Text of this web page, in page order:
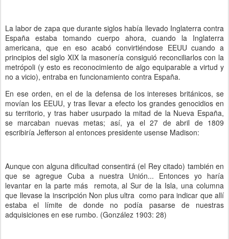
La labor de zapa que durante siglos había llevado Inglaterra contra
España estaba tomando cuerpo ahora, cuando la Inglaterra
americana, que en eso acabó convirtiéndose EEUU cuando a
principios del siglo XIX la masonería consiguió reconciliarlos con la
metrópoli (y esto es reconocimiento de algo equiparable a virtud y
no a vicio), entraba en funcionamiento contra España.
En ese orden, en el de la defensa de los intereses británicos, se
movían los EEUU, y tras llevar a efecto los grandes genocidios en
su territorio, y tras haber usurpado la mitad de la Nueva España,
se marcaban nuevas metas; así, ya el 27 de abril de 1809
escribiría Jefferson al entonces presidente usense Madison:
Aunque con alguna dificultad consentirá (el Rey citado) también en
que se agregue Cuba a nuestra Unión... Entonces yo haría
levantar en la parte más remota, al Sur de la Isla, una columna
que llevase la inscripción Non plus ultra como para indicar que allí
estaba el límite de donde no podía pasarse de nuestras
adquisiciones en ese rumbo. (González 1903: 28)